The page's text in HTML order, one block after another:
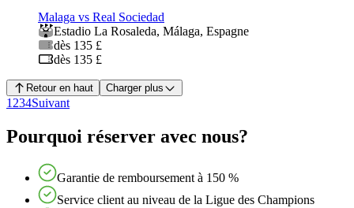
Malaga vs Real Sociedad
Estadio La Rosaleda, Málaga, Espagne
dès 135 £
dès 135 £
Retour en haut Charger plus
1 234Suivant
Pourquoi réserver avec nous?
Garantie de remboursement à 150 %
Service client au niveau de la Ligue des Champions